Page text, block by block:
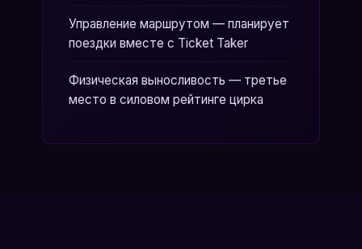
Управление маршрутом — планирует
поездки вместе с Ticket Taker
Физическая выносливость — третье
место в силовом рейтинге цирка